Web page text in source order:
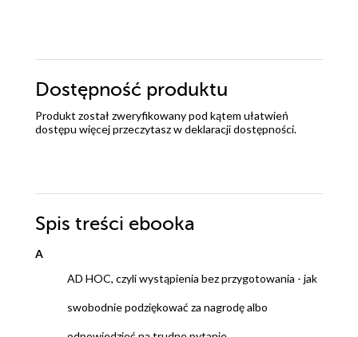
Dostępność produktu
Produkt został zweryfikowany pod kątem ułatwień
dostępu więcej przeczytasz wdeklaracji dostępności.
Spis treści ebooka
A
AD HOC, czyli wystąpienia bez przygotowania - jak
swobodnie podziękować za nagrodę albo